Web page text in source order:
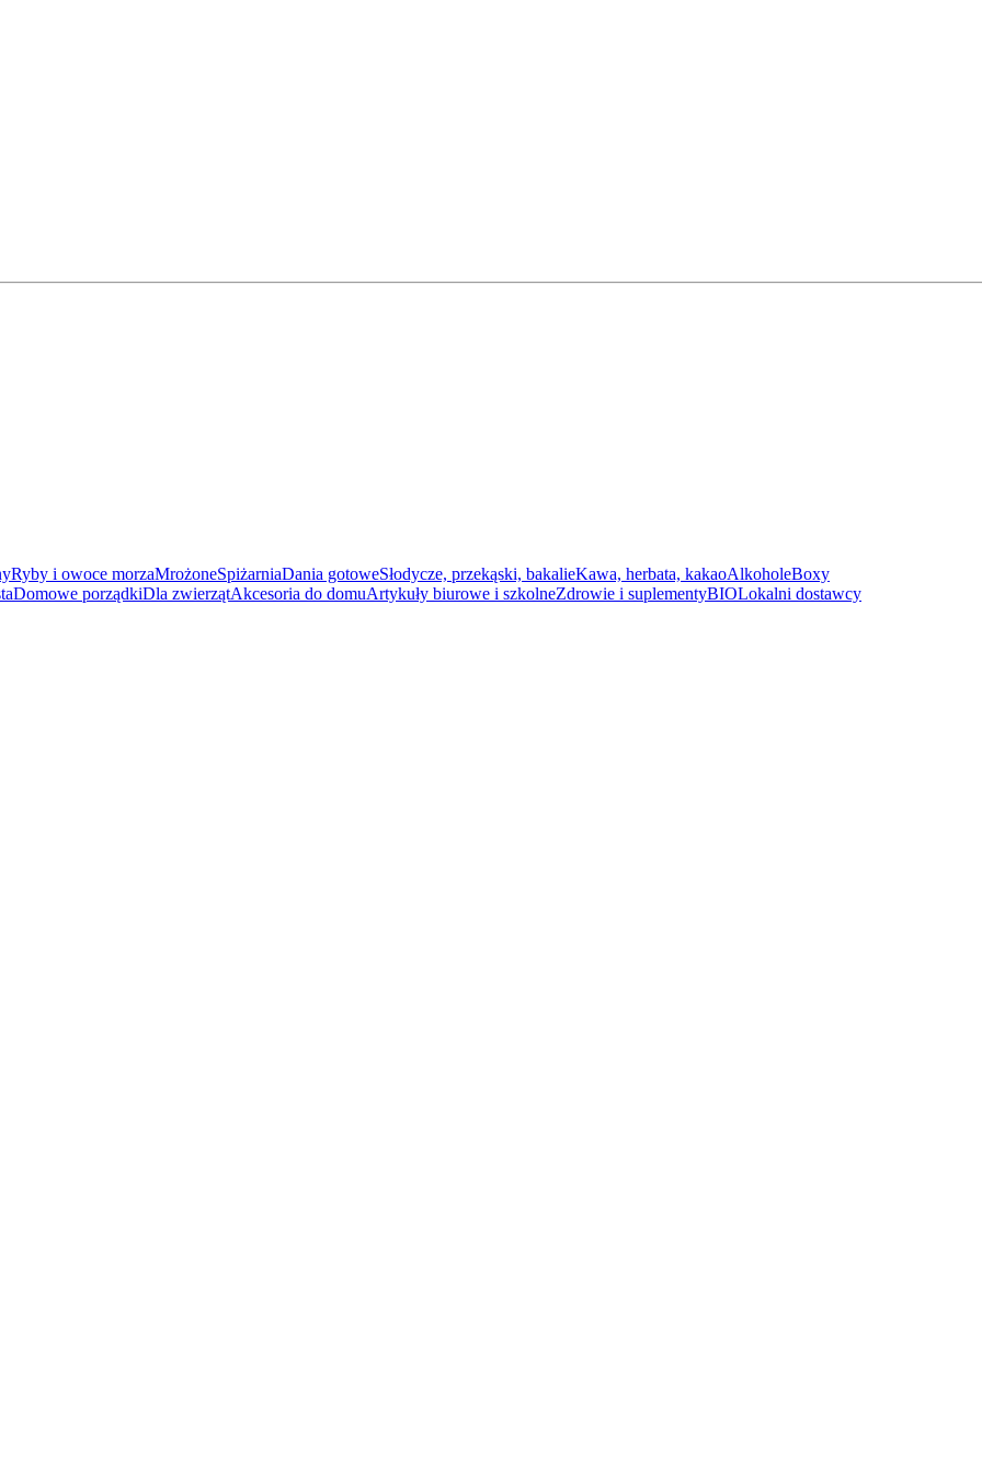
Ryby i owoce morzaMrożoneSpiżarniaDania gotoweSłodycze, przekąski, bakalieKawa, herbata, kakaoAlkoholeBoxy
Domowe porządkiDla zwierzątAkcesoria do domuArtykuły biurowe i szkolneZdrowie i suplementyBIOLokalni dostawcy